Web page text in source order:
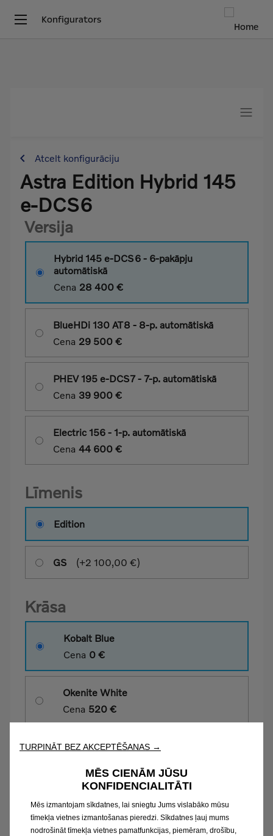
Konfigurators
TURPINĀT BEZ AKCEPTĒŠANAS →
MĒS CIENĀM JŪSU
KONFIDENCIALITĀTI
Mēs izmantojam sīkdatnes, lai sniegtu Jums vislabāko mūsu
tīmekļa vietnes izmantošanas pieredzi. Sīkdatnes ļauj mums
nodrošināt tīmekļa vietnes pamatfunkcijas, piemēram, drošību,